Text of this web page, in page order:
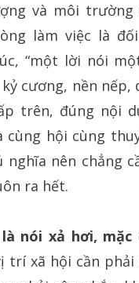
và môi
làm việc là
“một lời nói
kỷ cương, nền
trên, đúng nội
cùng hội cùng
nghĩa nên chẳng
ra hết.
nói xả hơi,
trí xã hội cần